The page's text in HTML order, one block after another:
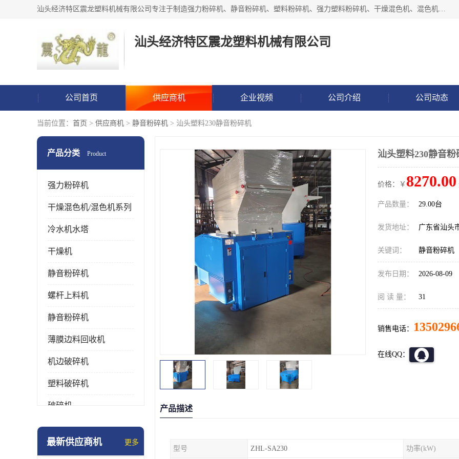
汕头经济特区震龙塑料机械有限公司专注于制造强力粉碎机、静音粉碎机、塑料粉碎机、强力塑料粉碎机、干燥混色机、混色机、冷水机、上料机等塑料辅助机械。
汕头经济特区震龙塑料机械有限公司
公司首页 供应商机 企业视频 公司介绍 公司动态
当前位置： 首页 > 供应商机 > 静音粉碎机 > 汕头塑料230静音粉碎机
产品分类 Product
强力粉碎机
干燥混色机/混色机系列
冷水机水塔
干燥机
静音粉碎机
螺杆上料机
静音粉碎机
薄膜边料回收机
机边破碎机
塑料破碎机
破碎机
强力粉碎机
最新供应商机 更多
汕头塑料230静音粉
价格：￥ 8270.00
产品数量： 29.00台
发货地址： 广东省汕头
关键词： 静音粉碎机
发布日期： 2026-08-09
阅 读 量： 31
销售电话：
在线QQ：
产品描述
型号 ZHL-SA230 功率(kW)